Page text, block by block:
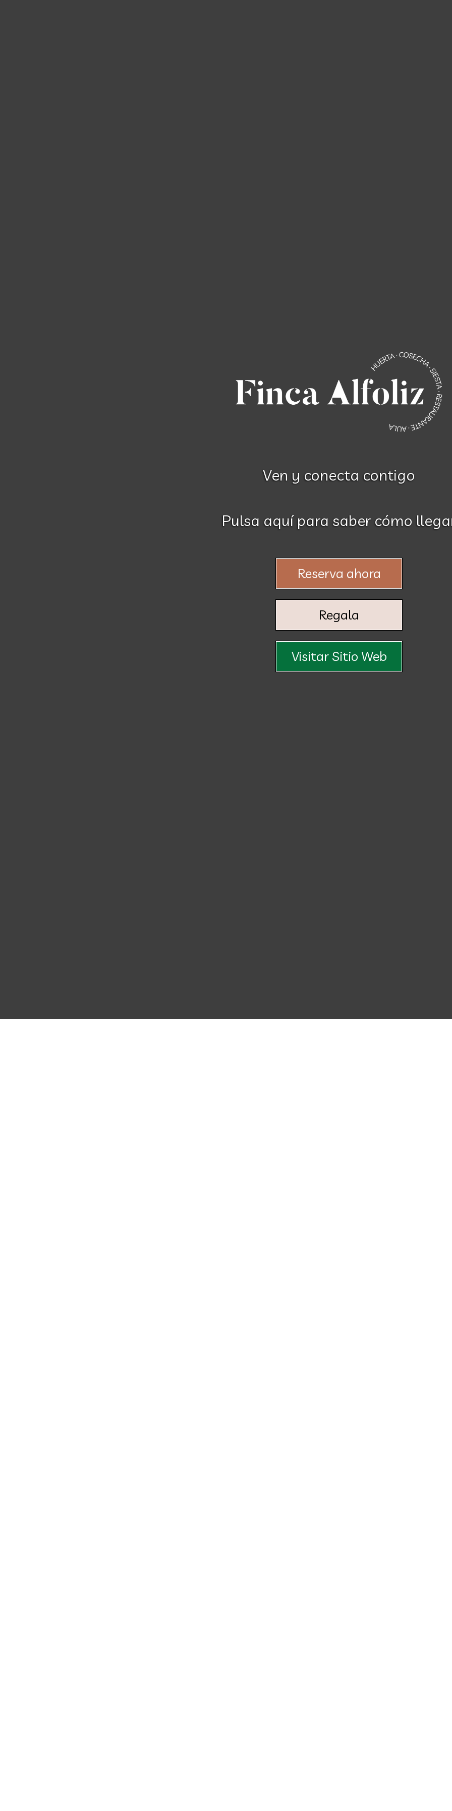
Ven y conecta contigo
Pulsa aquí para saber cómo
Reserva ahora
Regala
Visitar Sitio Web